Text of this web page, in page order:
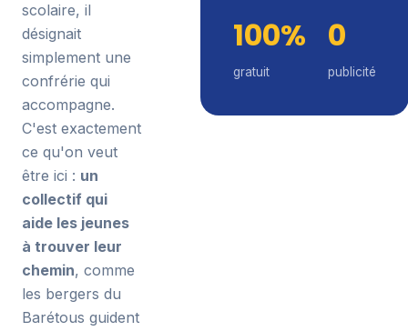
scolaire, il
désignait
simplement une
confrérie qui
accompagne.
C'est exactement
ce qu'on veut
être ici : un
collectif qui
aide les jeunes
à trouver leur
chemin, comme
les bergers du
Barétous guident
100%
gratuit
0
publicité